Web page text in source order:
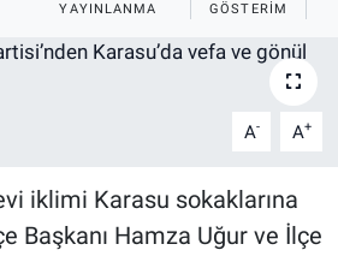
YAYINLANMA GÖSTERIM
A- A+
iklimi Karasu sokaklarına
Başkanı Hamza Uğur ve İlçe